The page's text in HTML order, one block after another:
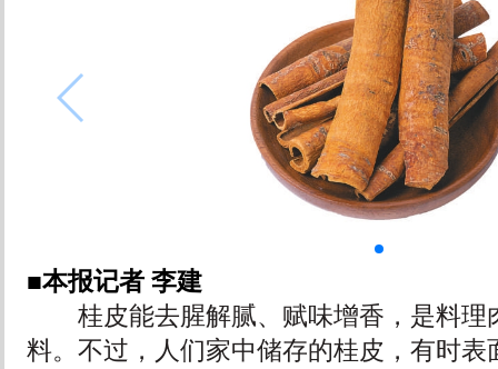
■本报记者 李建
桂皮能去腥解腻、赋味增香，是料理
料。不过，人们家中储存的桂皮，有时表